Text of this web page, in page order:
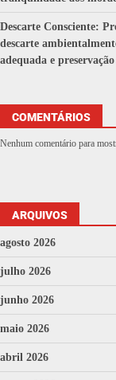
Descarte Consciente:
descarte
adequada e
COMENTÁRIOS
Nenhum comentário para
ARQUIVOS
agosto 2026
julho 2026
junho 2026
maio 2026
abril 2026